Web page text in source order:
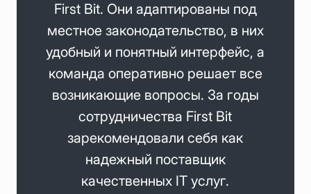
First Bit. Они адаптированы под
местное законодательство, в них
удобный и понятный интерфейс, а
команда оперативно решает все
возникающие вопросы. За годы
сотрудничества First Bit
зарекомендовали себя как
надежный поставщик
качественных ІТ услуг.